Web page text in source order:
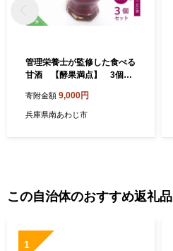
管理栄養士が監修した食べる
甘酒 【酵果満点】 3個セ
寄附金額 9,000円
兵庫県南あわじ市
この自治体のおすすめ返礼品
1